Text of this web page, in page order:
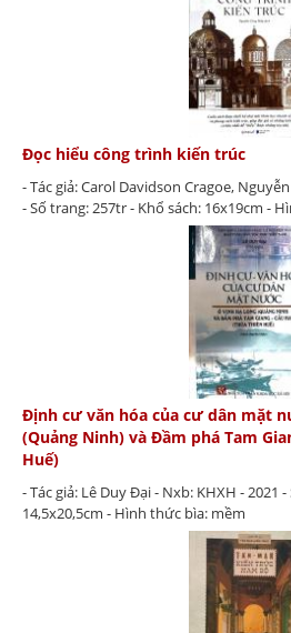
Đọc hiểu công trình kiến trúc
- Tác giả: Carol Davidson Cragoe,
- Số trang: 257tr - Khổ sách: 16x19cm -
Định cư văn hóa của cư dân mặt
(Quảng Ninh) và Đầm phá Tam
Huế)
- Tác giả: Lê Duy Đại - Nxb: KHXH - 2021
14,5x20,5cm - Hình thức bìa: mềm